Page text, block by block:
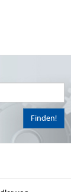
Finden!